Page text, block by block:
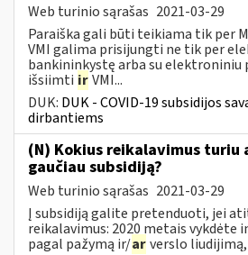
Web turinio sąrašas 2021-03-29
Paraiška gali būti teikiama tik per
VMI galima prisijungti ne tik per
bankininkystę arba su elektroniniu
išsiimti irVMI...
DUK: DUK - COVID-19 subsidijos
dirbantiems
(N) Kokius reikalavimus
gaučiau subsidiją?
Web turinio sąrašas 2021-03-29
Į subsidiją galite pretenduoti, jei
reikalavimus: 2020 metais vykdėte
pagal pažymą ir/arverslo